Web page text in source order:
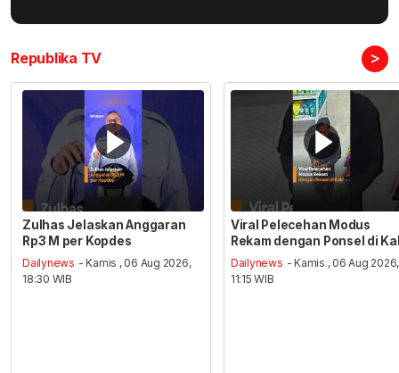
Republika TV >
Zulhas Jelaskan Anggaran
Rp3 M per Kopdes
Dailynews - Kamis , 06 Aug 2026,
18:30 WIB
Viral Pelecehan Modus
Rekam dengan Ponsel di
Dailynews - Kamis , 06 Aug 2026,
11:15 WIB